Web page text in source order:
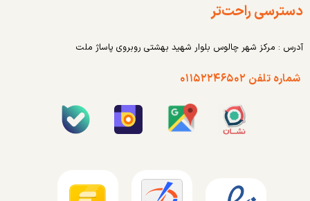
دسترسی راحت‌تر
آدرس : مرکز شهر چالوس بلوار شهید بهشتی روبروی پاساژ ملت
شماره تلفن ۰۱۱۵۲۲۴۶۵۰۲